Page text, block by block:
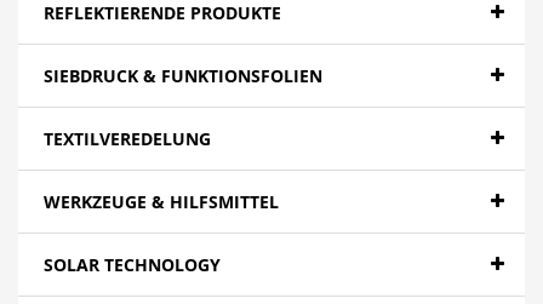
REFLEKTIERENDE PRODUKTE
SIEBDRUCK & FUNKTIONSFOLIEN
TEXTILVEREDELUNG
WERKZEUGE & HILFSMITTEL
SOLAR TECHNOLOGY